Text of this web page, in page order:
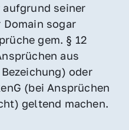
aufgrund seiner
Domain sogar
gem. § 12
aus
oder
(bei Ansprüchen
geltend machen.